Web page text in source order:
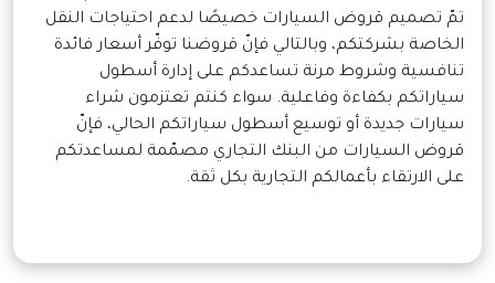
تمّ تصميم قروض السيارات خصيصًا لدعم احتياجات النقل
الخاصة بشركتكم، وبالتالي فإنّ قروضنا توفّر أسعار فائدة
تنافسية وشروط مرنة تساعدكم على إدارة أسطول
سياراتكم بكفاءة وفاعلية. سواء كنتم تعتزمون شراء
سيارات جديدة أو توسيع أسطول سياراتكم الحالي، فإنّ
قروض السيارات من البنك التجاري مصمّمة لمساعدتكم
على الارتقاء بأعمالكم التجارية بكل ثقة.